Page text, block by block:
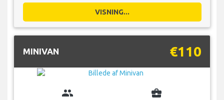
VISNING...
MINIVAN €110
group business_center